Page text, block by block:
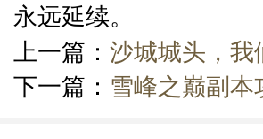
永远延续。
上一篇： 沙城城头，我
下一篇： 雪峰之巅副